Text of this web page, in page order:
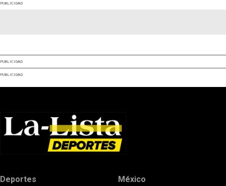
PUBLICIDAD
PUBLICIDAD
PUBLICIDAD
Deportes México